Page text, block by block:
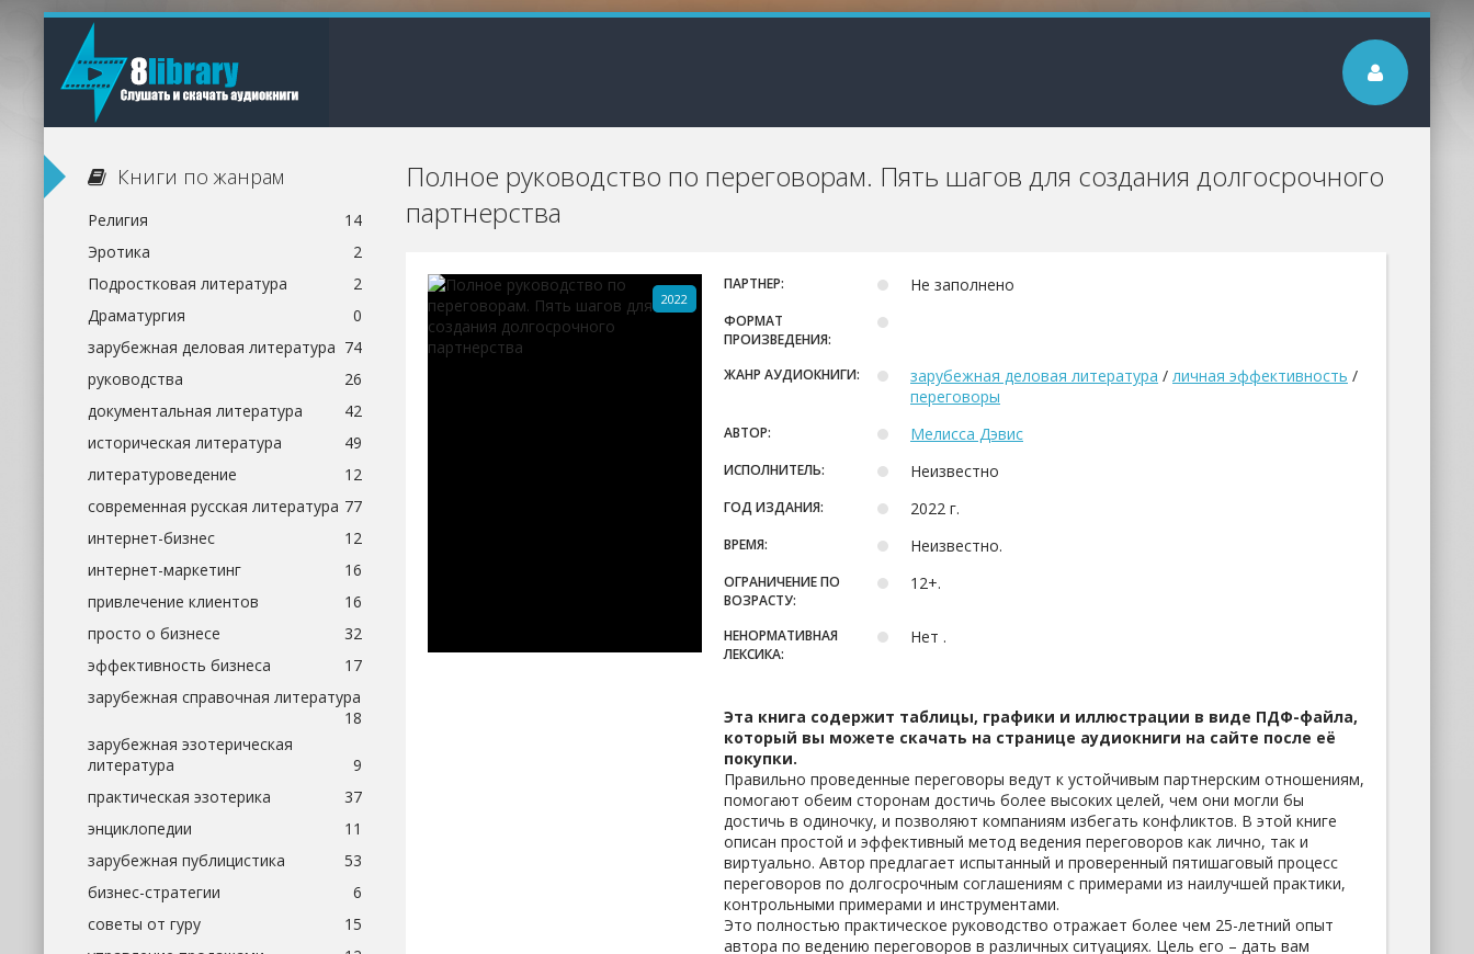
Полное руководство по переговорам. Пять шагов для создания долгосрочного
партнерства
2022
ПАРТНЕР: Не заполнено
ФОРМАТ
ПРОИЗВЕДЕНИЯ:
ЖАНР АУДИОКНИГИ:
зарубежная деловая литература / личная эффективность /
переговоры
АВТОР: Мелисса Дэвис
ИСПОЛНИТЕЛЬ: Неизвестно
ГОД ИЗДАНИЯ: 2022 г.
ВРЕМЯ: Неизвестно.
ОГРАНИЧЕНИЕ ПО
ВОЗРАСТУ:
12+.
НЕНОРМАТИВНАЯ
ЛЕКСИКА:
Нет .
Эта книга содержит таблицы, графики и иллюстрации в виде ПДФ-файла,
который вы можете скачать на странице аудиокниги на сайте после её
покупки.
Правильно проведенные переговоры ведут к устойчивым партнерским отношениям,
помогают обеим сторонам достичь более высоких целей, чем они могли бы
достичь в одиночку, и позволяют компаниям избегать конфликтов. В этой книге
описан простой и эффективный метод ведения переговоров как лично, так и
виртуально. Автор предлагает испытанный и проверенный пятишаговый процесс
переговоров по долгосрочным соглашениям с примерами из наилучшей практики,
контрольными примерами и инструментами.
Это полностью практическое руководство отражает более чем 25-летний опыт
автора по ведению переговоров в различных ситуациях. Цель его – дать вам
Книги по жанрам
Религия
14
Эротика
2
Подростковая литература
2
Драматургия
0
зарубежная деловая литература 74
руководства
26
документальная литература
42
историческая литература
49
литературоведение
12
современная русская литература 77
интернет-бизнес
12
интернет-маркетинг
16
привлечение клиентов
16
просто о бизнесе
32
эффективность бизнеса
17
зарубежная справочная литература
18
зарубежная эзотерическая
литература
9
практическая эзотерика
37
энциклопедии
11
зарубежная публицистика
53
бизнес-стратегии
6
советы от гуру
15